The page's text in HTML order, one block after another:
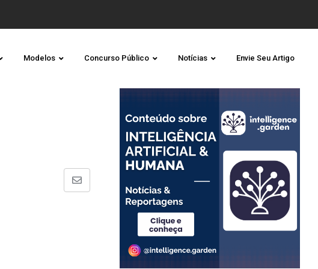
Modelos Concurso Público Notícias Envie Seu Artigo
Share